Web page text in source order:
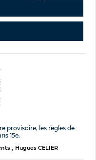
provisoire, les règles de
15e.
Hugues CELIER